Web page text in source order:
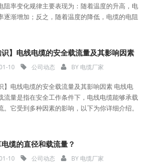
阻率变化规律主要表现为：随着温度的升高，电
逐渐增加；反之，随着温度的降低，电缆的电阻
识】电线电缆的安全载流量及其影响因素
10 公司动态 BY 电缆厂家
】电线电缆的安全载流量及其影响因素 电线电
流量是指在安全工作条件下，电线电缆能够承载
。它受到多种因素的影响，以下为你详细介绍。
缆的直径和载流量？
10 公司动态 BY 电缆厂家